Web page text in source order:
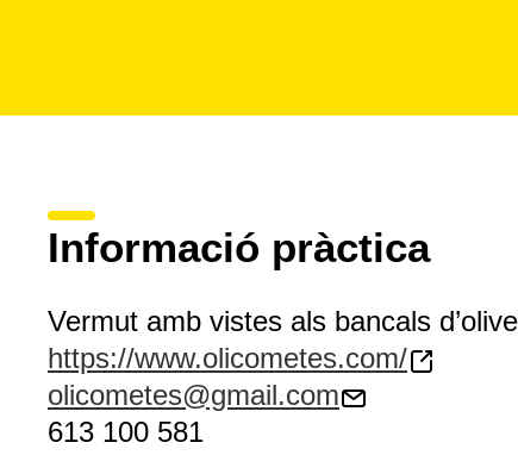
Informació pràctica
Vermut amb vistes als bancals
https://www.olicometes.com/
olicometes@gmail.com
613 100 581